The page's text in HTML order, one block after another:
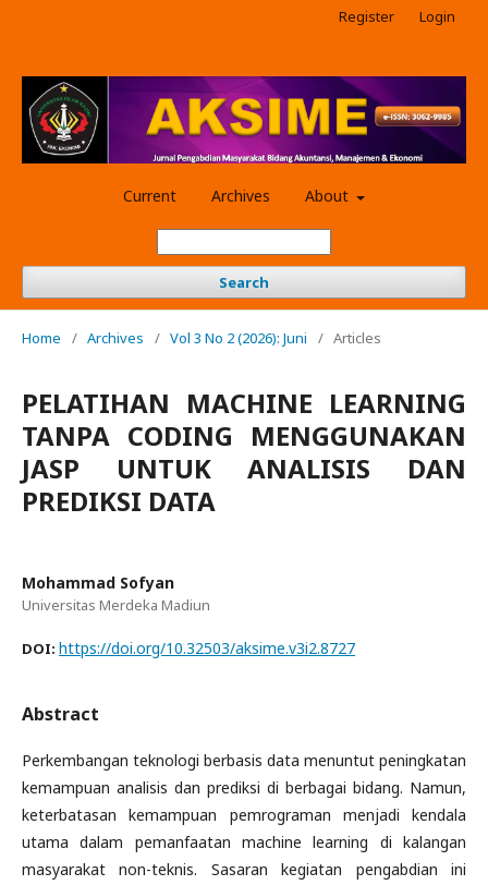
Current Archives About
Search
Register Login
Home / Archives / Vol 3 No 2 (2026): Juni / Articles
PELATIHAN MACHINE LEARNING
TANPA CODING MENGGUNAKAN
JASP UNTUK ANALISIS DAN
PREDIKSI DATA
Mohammad Sofyan
Universitas Merdeka Madiun
DOI: https://doi.org/10.32503/aksime.v3i2.8727
Abstract
Perkembangan teknologi berbasis data menuntut peningkatan
kemampuan analisis dan prediksi di berbagai bidang. Namun,
keterbatasan kemampuan pemrograman menjadi kendala
utama dalam pemanfaatan machine learning di kalangan
masyarakat non-teknis. Sasaran kegiatan pengabdian ini